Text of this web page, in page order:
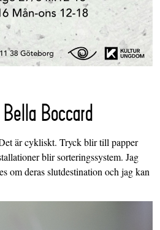
Boccard
är cykliskt. Tryck blir till papper
blir sorteringssystem. Jag
om deras slutdestination och jag kan